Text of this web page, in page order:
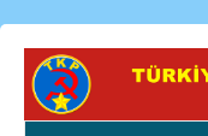
Ana
içeriğe